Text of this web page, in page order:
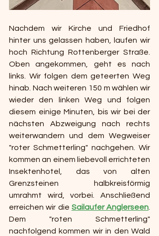
Nachdem wir Kirche und Friedhof
hinter uns gelassen haben, laufen wir
hoch Richtung Rottenberger Straße.
Oben angekommen, geht es nach
links. Wir folgen dem geteerten Weg
hinab. Nach weiteren 150 m wählen wir
wieder den linken Weg und folgen
diesem einige Minuten, bis wir bei der
nächsten Abzweigung nach rechts
weiterwandern und dem Wegweiser
"roter Schmetterling" nachgehen. Wir
kommen an einem liebevoll errichteten
Insektenhotel, das von alten
Grenzsteinen halbkreisförmig
umrahmt wird, vorbei. Anschließend
erreichen wir die Sailaufer Anglerseen
Dem "roten Schmetterling"
nachfolgend kommen wir in den Wald